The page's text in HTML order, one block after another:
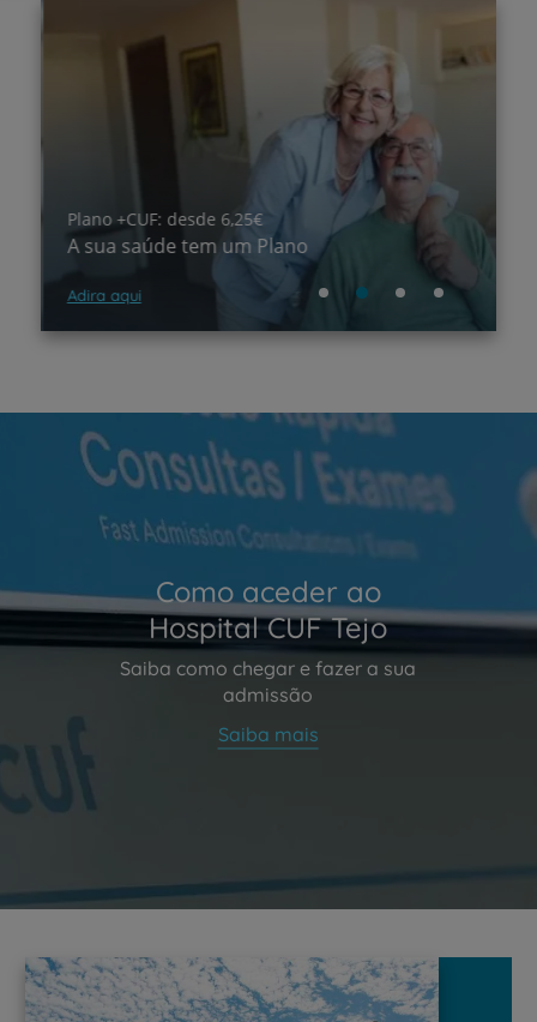
Plano +CUF: desde 6,25€
A sua saúde tem um Plano
Adira aqui
Como aceder ao
Hospital CUF Tejo
Saiba como chegar e fazer a sua
admissão
Saiba mais